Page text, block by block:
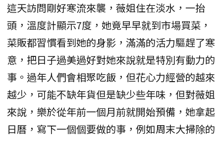
這天訪問剛好寒流來襲，薇姐住在淡水，一抬
頭，溫度計顯示7度，她竟早早就到市場買菜，
菜販都習慣看到她的身影，滿滿的活力驅趕了寒
意，把日子過美過好對她來說就是特別有動力的
事。過年人們會相聚吃飯，但花心力經營的越來
越少，可能不缺年貨但是缺少些年味，但對薇姐
來說，樂於從年前一個月前就開始預備，她拿起
日曆，寫下一個個要做的事，例如周末大掃除的